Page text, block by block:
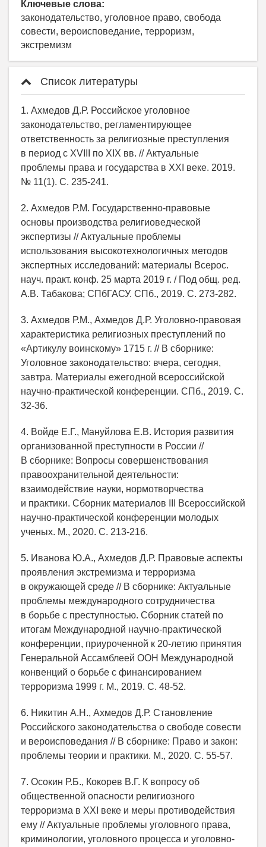
Ключевые слова:
законодательство, уголовное право, свобода
совести, вероисповедание, терроризм,
экстремизм
Список литературы
1. Ахмедов Д.Р. Российское уголовное
законодательство, регламентирующее
ответственность за религиозные преступления
в период с XVIII по XIX вв. // Актуальные
проблемы права и государства в XXI веке. 2019.
№ 11(1). С. 235-241.
2. Ахмедов Р.М. Государственно-правовые
основы производства религиоведческой
экспертизы // Актуальные проблемы
использования высокотехнологичных методов
экспертных исследований: материалы Всерос.
науч. практ. конф. 25 марта 2019 г. / Под общ. ред.
А.В. Табакова; СПбГАСУ. СПб., 2019. С. 273-282.
3. Ахмедов Р.М., Ахмедов Д.Р. Уголовно-правовая
характеристика религиозных преступлений по
«Артикулу воинскому» 1715 г. // В сборнике:
Уголовное законодательство: вчера, сегодня,
завтра. Материалы ежегодной всероссийской
научно-практической конференции. СПб., 2019. С.
32-36.
4. Войде Е.Г., Мануйлова Е.В. История развития
организованной преступности в России //
В сборнике: Вопросы совершенствования
правоохранительной деятельности:
взаимодействие науки, нормотворчества
и практики. Сборник материалов III Всероссийской
научно-практической конференции молодых
ученых. М., 2020. С. 213-216.
5. Иванова Ю.А., Ахмедов Д.Р. Правовые аспекты
проявления экстремизма и терроризма
в окружающей среде // В сборнике: Актуальные
проблемы международного сотрудничества
в борьбе с преступностью. Сборник статей по
итогам Международной научно-практической
конференции, приуроченной к 20-летию принятия
Генеральной Ассамблеей ООН Международной
конвенций о борьбе с финансированием
терроризма 1999 г. М., 2019. С. 48-52.
6. Никитин А.Н., Ахмедов Д.Р. Становление
Российского законодательства о свободе совести
и вероисповедания // В сборнике: Право и закон:
проблемы теории и практики. М., 2020. С. 55-57.
7. Осокин Р.Б., Кокорев В.Г. К вопросу об
общественной опасности религиозного
терроризма в XXI веке и меры противодействия
ему // Актуальные проблемы уголовного права,
криминологии, уголовного процесса и уголовно-